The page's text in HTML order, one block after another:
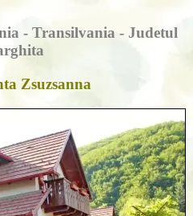
- Transilvania - Judetul
Zsuzsanna